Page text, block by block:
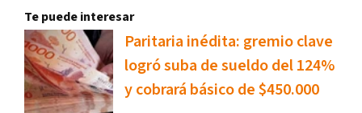
Te puede interesar
Paritaria inédita: gremio clave
logró suba de sueldo del 124%
y cobrará básico de $450.000